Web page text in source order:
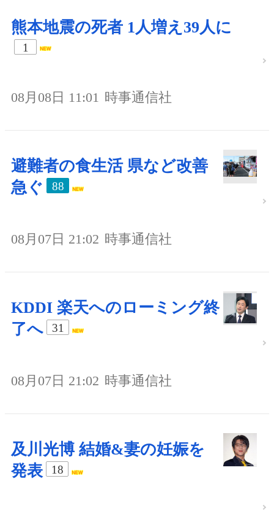
熊本地震の死者 1人増え39人に
1
08月08日 11:01 時事通信社
避難者の食生活 県など改善
急ぐ
88
08月07日 21:02 時事通信社
KDDI 楽天へのローミング終
了へ
31
08月07日 21:02 時事通信社
及川光博 結婚&妻の妊娠を
発表
18